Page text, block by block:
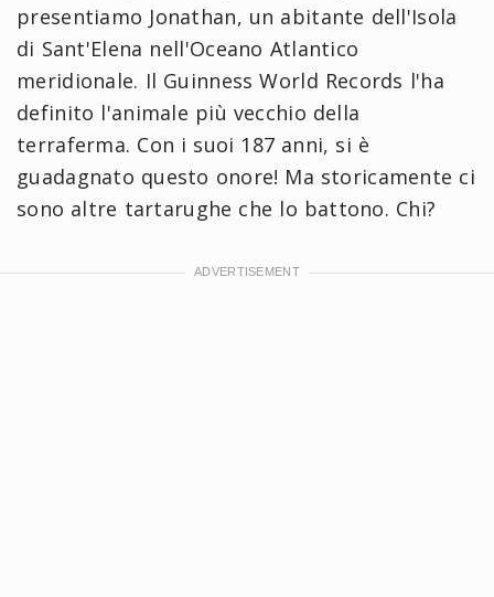
presentiamo Jonathan, un abitante dell'Isola
di Sant'Elena nell'Oceano Atlantico
meridionale. Il Guinness World Records l'ha
definito l'animale più vecchio della
terraferma. Con i suoi 187 anni, si è
guadagnato questo onore! Ma storicamente ci
sono altre tartarughe che lo battono. Chi?